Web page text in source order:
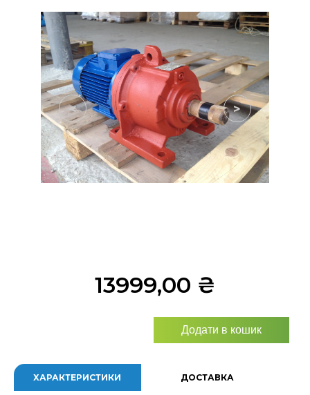
< >
13999,00 ₴
Додати в кошик
ХАРАКТЕРИСТИКИ ДОСТАВКА